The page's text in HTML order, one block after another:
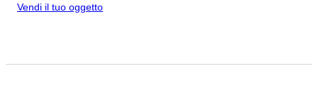
Vendi il tuo oggetto